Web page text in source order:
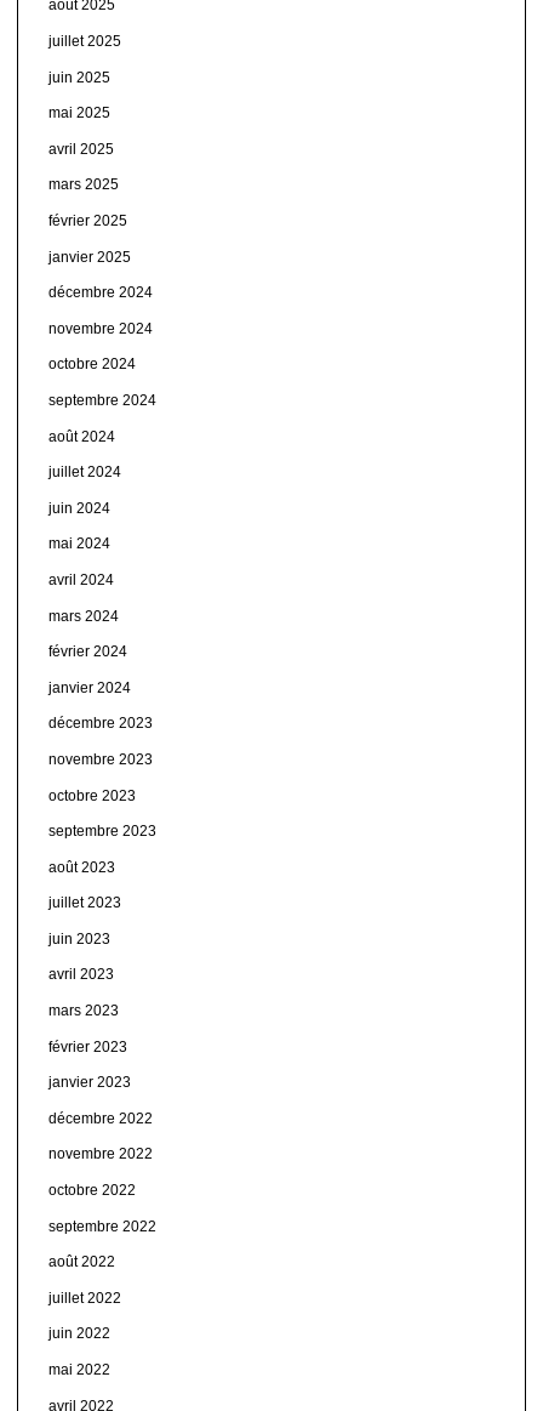
août 2025
juillet 2025
juin 2025
mai 2025
avril 2025
mars 2025
février 2025
janvier 2025
décembre 2024
novembre 2024
octobre 2024
septembre 2024
août 2024
juillet 2024
juin 2024
mai 2024
avril 2024
mars 2024
février 2024
janvier 2024
décembre 2023
novembre 2023
octobre 2023
septembre 2023
août 2023
juillet 2023
juin 2023
avril 2023
mars 2023
février 2023
janvier 2023
décembre 2022
novembre 2022
octobre 2022
septembre 2022
août 2022
juillet 2022
juin 2022
mai 2022
avril 2022